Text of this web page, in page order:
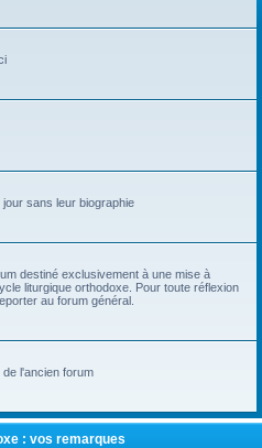
sans leur biographie
destiné exclusivement à une mise à
liturgique orthodoxe. Pour toute réflexion
au forum général.
l'ancien forum
: vos remarques